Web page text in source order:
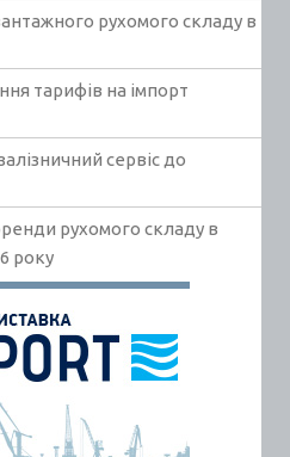
рухомого складу в
тарифів на імпорт
сервіс до
рухомого складу в
року